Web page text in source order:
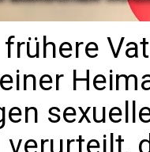
frühere